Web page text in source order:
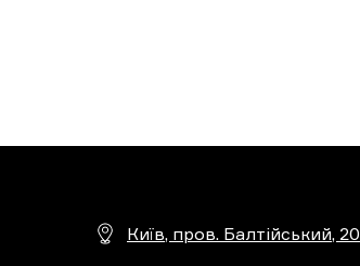
Київ, пров. Балтійський, 20